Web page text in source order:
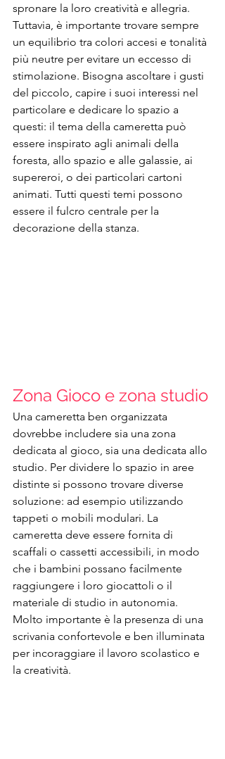
spronare la loro creatività e allegria.
Tuttavia, è importante trovare sempre
un equilibrio tra colori accesi e tonalità
più neutre per evitare un eccesso di
stimolazione. Bisogna ascoltare i gusti
del piccolo, capire i suoi interessi nel
particolare e dedicare lo spazio a
questi: il tema della cameretta può
essere inspirato agli animali della
foresta, allo spazio e alle galassie, ai
supereroi, o dei particolari cartoni
animati. Tutti questi temi possono
essere il fulcro centrale per la
decorazione della stanza.
Zona Gioco e zona studio
Una cameretta ben organizzata
dovrebbe includere sia una zona
dedicata al gioco, sia una dedicata allo
studio. Per dividere lo spazio in aree
distinte si possono trovare diverse
soluzione: ad esempio utilizzando
tappeti o mobili modulari. La
cameretta deve essere fornita di
scaffali o cassetti accessibili, in modo
che i bambini possano facilmente
raggiungere i loro giocattoli o il
materiale di studio in autonomia.
Molto importante è la presenza di una
scrivania confortevole e ben illuminata
per incoraggiare il lavoro scolastico e
la creatività.